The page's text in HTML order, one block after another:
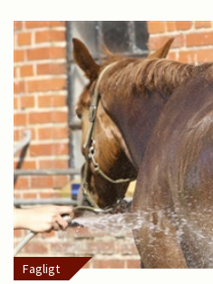
Fagligt